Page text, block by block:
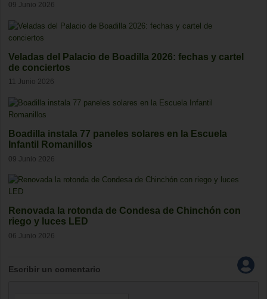
09 Junio 2026
Veladas del Palacio de Boadilla 2026: fechas y cartel
de conciertos
11 Junio 2026
Boadilla instala 77 paneles solares en la Escuela
Infantil Romanillos
09 Junio 2026
Renovada la rotonda de Condesa de Chinchón con
riego y luces LED
06 Junio 2026
Escribir un comentario